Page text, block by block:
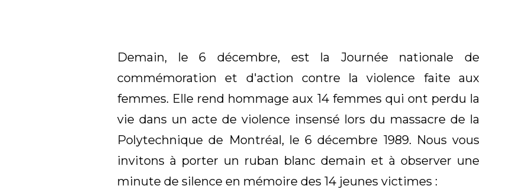
Demain, le 6 décembre, est la Journée nationale de
commémoration et d'action contre la violence faite aux
femmes. Elle rend hommage aux 14 femmes qui ont perdu la
vie dans un acte de violence insensé lors du massacre de la
Polytechnique de Montréal, le 6 décembre 1989. Nous vous
invitons à porter un ruban blanc demain et à observer une
minute de silence en mémoire des 14 jeunes victimes :